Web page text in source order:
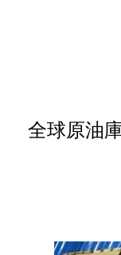
全球原油